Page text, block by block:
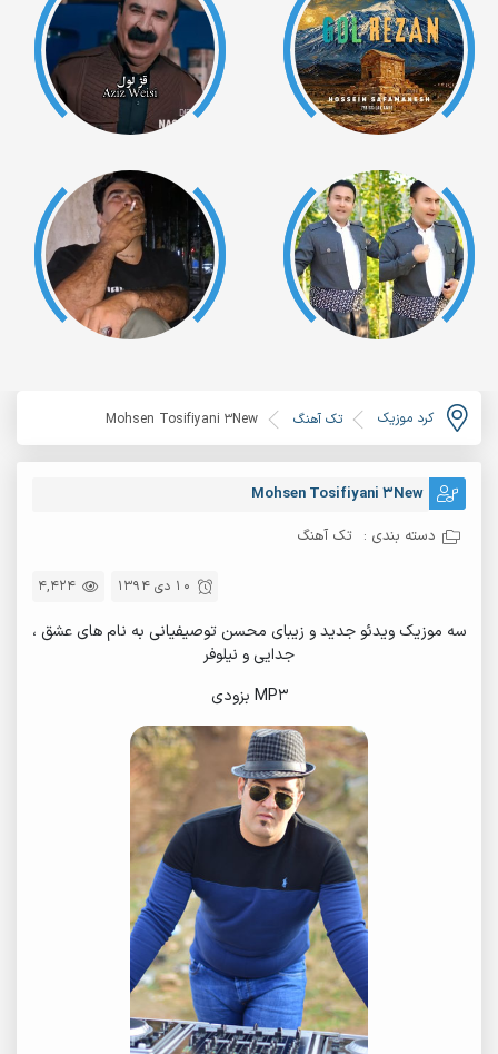
کرد موزیک تک آهنگ Mohsen Tosifiyani 3New
Mohsen Tosifiyani 3New
دسته بندی : تک آهنگ
4,424 10 دی 1394
سه موزیک ویدئو جدید و زیبای محسن توصیفیانی به نام های عشق ،
جدایی و نیلوفر
MP3 بزودی